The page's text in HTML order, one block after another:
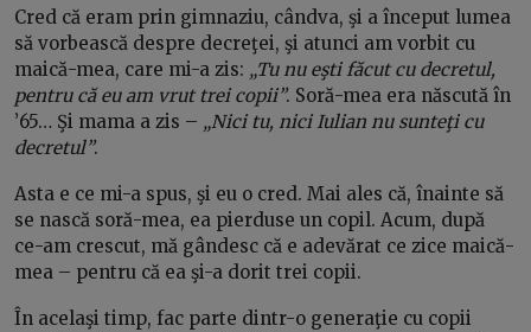
Cred că eram prin gimnaziu, cândva, şi a început lumea
să vorbească despre decreţei, şi atunci am vorbit cu
maică-mea, care mi-a zis: „Tu nu eşti făcut cu decretul,
pentru că eu am vrut trei copii”. Soră-mea era născută în
’65… Şi mama a zis – „Nici tu, nici Iulian nu sunteţi cu
decretul”.
Asta e ce mi-a spus, şi eu o cred. Mai ales că, înainte să
se nască soră-mea, ea pierduse un copil. Acum, după
ce-am crescut, mă gândesc că e adevărat ce zice maică-
mea – pentru că ea şi-a dorit trei copii.
În acelaşi timp, fac parte dintr-o generaţie cu copii